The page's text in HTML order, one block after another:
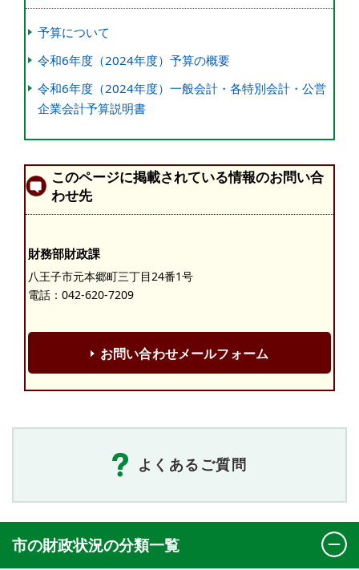
予算について
令和6年度（2024年度）予算の概要
令和6年度（2024年度）一般会計・各特別会計・公営
企業会計予算説明書
このページに掲載されている情報のお問い合
わせ先
財務部財政課
八王子市元本郷町三丁目24番1号
電話： 042-620-7209
お問い合わせメールフォーム
よくあるご質問
市の財政状況の分類一覧